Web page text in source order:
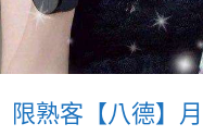
限熟客【八德】